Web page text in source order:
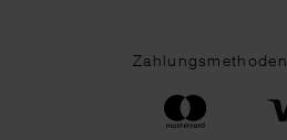
Zahlungsmethoden